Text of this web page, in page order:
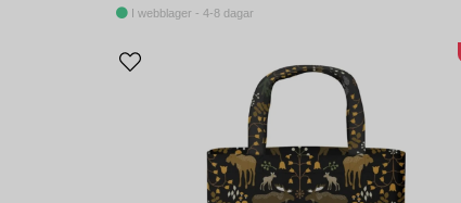
I webblager - 4-8 dagar